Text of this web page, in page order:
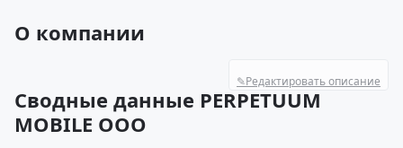
О компании
✎Редактировать описание
Сводные данные PERPETUUM
MOBILE ООО